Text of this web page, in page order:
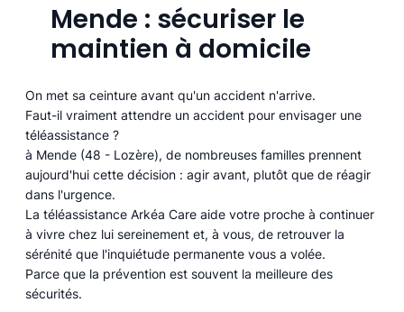
Mende : sécuriser le
maintien à domicile
On met sa ceinture avant qu'un accident n'arrive.
Faut-il vraiment attendre un accident pour envisager une
téléassistance ?
à Mende (48 - Lozère), de nombreuses familles prennent
aujourd'hui cette décision : agir avant, plutôt que de réagir
dans l'urgence.
La téléassistance Arkéa Care aide votre proche à continuer
à vivre chez lui sereinement et, à vous, de retrouver la
sérénité que l'inquiétude permanente vous a volée.
Parce que la prévention est souvent la meilleure des
sécurités.